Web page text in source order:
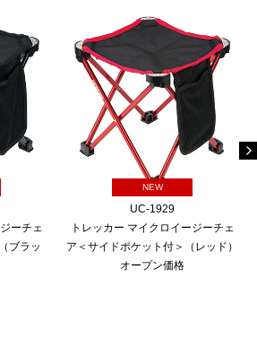
ーチェ
ブラッ
NEW
UC-1929
トレッカー マイクロイージーチェ
ア＜サイドポケット付＞（レッド）
オープン価格